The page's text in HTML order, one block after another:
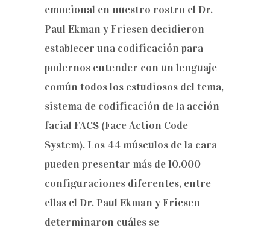
emocional en nuestro rostro el Dr.
Paul Ekman y Friesen decidieron
establecer una codificación para
podernos entender con un lenguaje
común todos los estudiosos del tema,
sistema de codificación de la acción
facial FACS (Face Action Code
System). Los 44 músculos de la cara
pueden presentar más de 10.000
configuraciones diferentes, entre
ellas el Dr. Paul Ekman y Friesen
determinaron cuáles se